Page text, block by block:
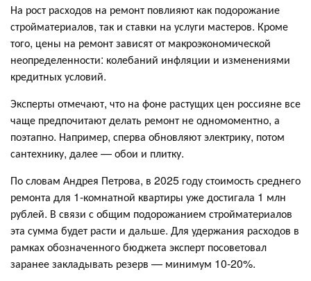
На рост расходов на ремонт повлияют как подорожание
стройматериалов, так и ставки на услуги мастеров. Кроме
того, цены на ремонт зависят от макроэкономической
неопределенности: колебаний инфляции и изменениями
кредитных условий.
Эксперты отмечают, что на фоне растущих цен россияне все
чаще предпочитают делать ремонт не одномоментно, а
поэтапно. Например, сперва обновляют электрику, потом
сантехнику, далее — обои и плитку.
По словам Андрея Петрова, в 2025 году стоимость среднего
ремонта для 1-комнатной квартиры уже достигала 1 млн
рублей. В связи с общим подорожанием стройматериалов
эта сумма будет расти и дальше. Для удержания расходов в
рамках обозначенного бюджета эксперт посоветовал
заранее закладывать резерв — минимум 10-20%.